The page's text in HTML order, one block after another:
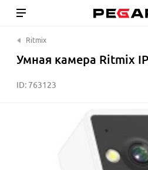
Ritmix
Умная камера Ritmix
ID: 763123